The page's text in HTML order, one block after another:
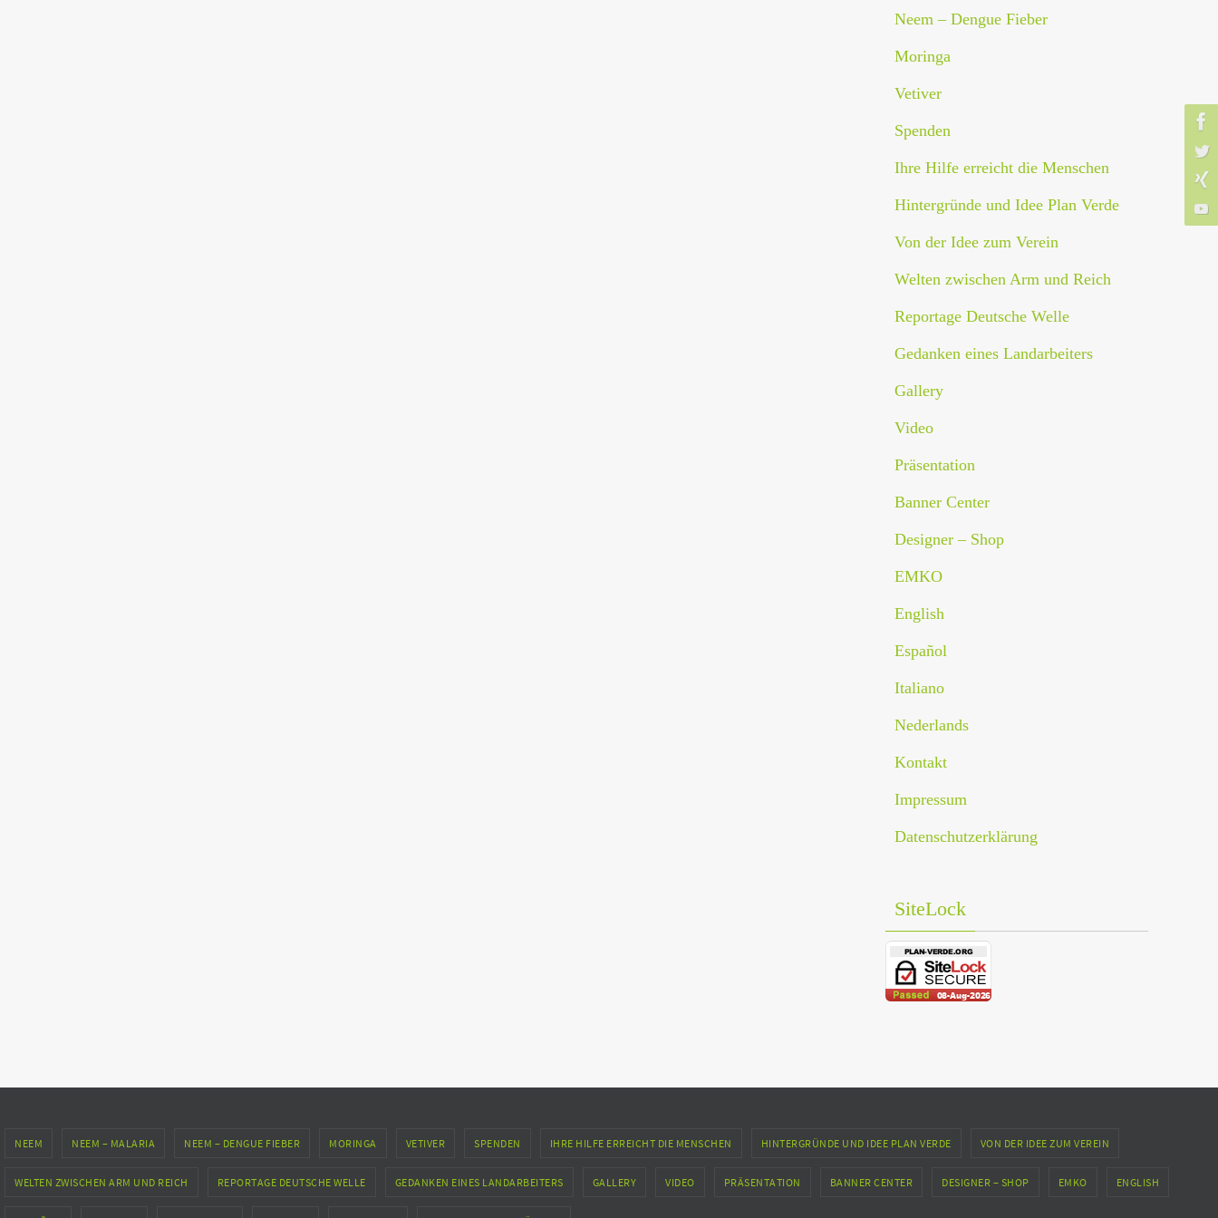
Neem – Dengue Fieber
Moringa
Vetiver
Spenden
Ihre Hilfe erreicht die Menschen
Hintergründe und Idee Plan Verde
Von der Idee zum Verein
Welten zwischen Arm und Reich
Reportage Deutsche Welle
Gedanken eines Landarbeiters
Gallery
Video
Präsentation
Banner Center
Designer – Shop
EMKO
English
Español
Italiano
Nederlands
Kontakt
Impressum
Datenschutzerklärung
SiteLock
NEEM NEEM – MALARIA NEEM – DENGUE FIEBER MORINGA VETIVER SPENDEN IHRE HILFE ERREICHT DIE MENSCHEN HINTERGRÜNDE UND IDEE PLAN VERDE VON DER IDEE ZUM VEREIN
WELTEN ZWISCHEN ARM UND REICH REPORTAGE DEUTSCHE WELLE GEDANKEN EINES LANDARBEITERS GALLERY VIDEO PRÄSENTATION BANNER CENTER DESIGNER – SHOP EMKO ENGLISH